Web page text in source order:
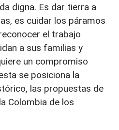
digna. Es dar tierra a
es cuidar los páramos
el trabajo
a sus familias y
un compromiso
se posiciona la
las propuestas de
Colombia de los